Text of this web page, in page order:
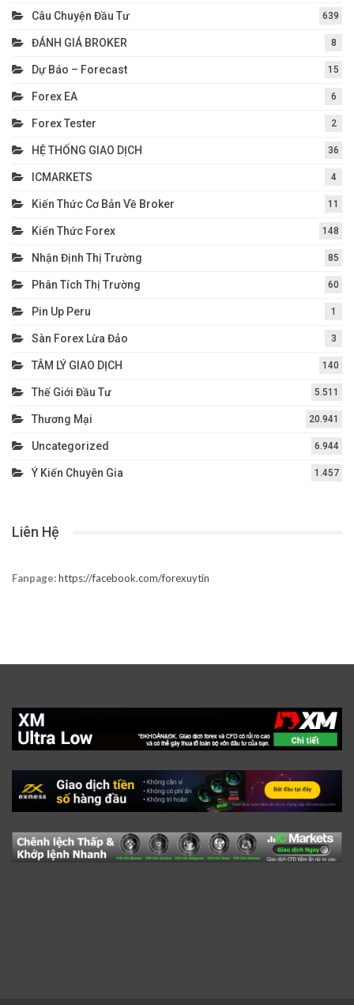
Câu Chuyện Đầu Tư 639
ĐÁNH GIÁ BROKER 8
Dự Báo – Forecast 15
Forex EA 6
Forex Tester 2
HỆ THỐNG GIAO DỊCH 36
ICMARKETS 4
Kiến Thức Cơ Bản Về Broker 11
Kiến Thức Forex 148
Nhận Định Thị Trường 85
Phân Tích Thị Trường 60
Pin Up Peru 1
Sàn Forex Lừa Đảo 3
TÂM LÝ GIAO DỊCH 140
Thế Giới Đầu Tư 5.511
Thương Mại 20.941
Uncategorized 6.944
Ý Kiến Chuyên Gia 1.457
Liên Hệ
Fanpage:https://facebook.com/forexuytin